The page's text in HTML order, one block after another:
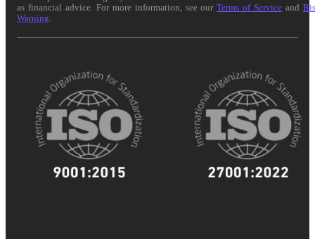
as financial advice. For more information, see ourTerms of Service and
Warning